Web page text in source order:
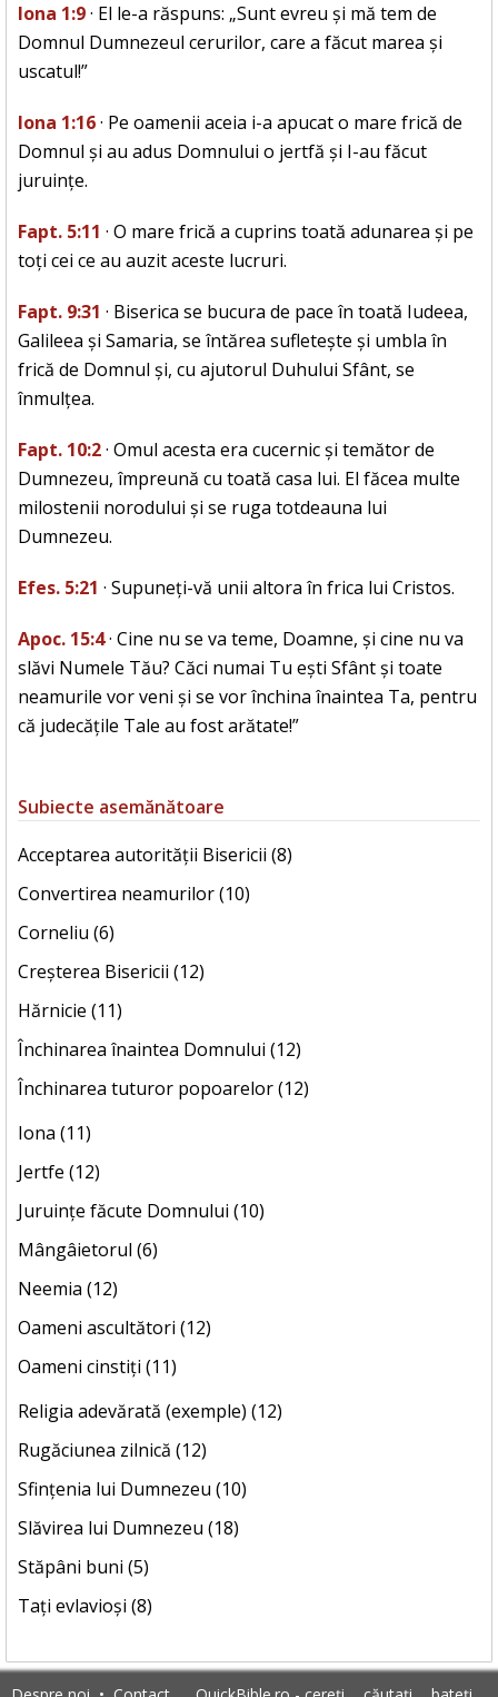
Iona 1:9· El le-a răspuns: „Sunt evreu și mă tem de
Domnul Dumnezeul cerurilor, care a făcut marea și
uscatul!”
Iona 1:16· Pe oamenii aceia i-a apucat o mare frică de
Domnul și au adus Domnului o jertfă și I-au făcut
juruințe.
Fapt. 5:11 · O mare frică a cuprins toată adunarea și pe
toți cei ce au auzit aceste lucruri.
Fapt. 9:31 · Biserica se bucura de pace în toată Iudeea,
Galileea și Samaria, se întărea sufletește și umbla în
frică de Domnul și, cu ajutorul Duhului Sfânt, se
înmulțea.
Fapt. 10:2· Omul acesta era cucernic și temător de
Dumnezeu, împreună cu toată casa lui. El făcea multe
milostenii norodului și se ruga totdeauna lui
Dumnezeu.
Efes. 5:21 · Supuneți-vă unii altora în frica lui Cristos.
Apoc. 15:4· Cine nu se va teme, Doamne, și cine nu va
slăvi Numele Tău? Căci numai Tu ești Sfânt și toate
neamurile vor veni și se vor închina înaintea Ta, pentru
că judecățile Tale au fost arătate!”
Subiecte asemănătoare
Acceptarea autorității Bisericii (8)
Convertirea neamurilor (10)
Corneliu (6)
Creșterea Bisericii (12)
Hărnicie (11)
Închinarea înaintea Domnului (12)
Închinarea tuturor popoarelor (12)
Iona (11)
Jertfe (12)
Juruințe făcute Domnului (10)
Mângâietorul (6)
Neemia (12)
Oameni ascultători (12)
Oameni cinstiți (11)
Religia adevărată (exemple) (12)
Rugăciunea zilnică (12)
Sfințenia lui Dumnezeu (10)
Slăvirea lui Dumnezeu (18)
Stăpâni buni (5)
Tați evlavioși (8)